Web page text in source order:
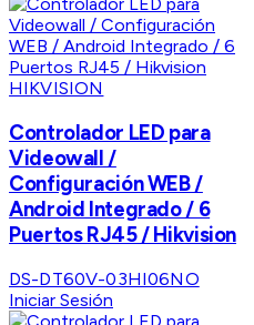
HIKVISION
Controlador LED para
Videowall /
Configuración WEB /
Android Integrado / 6
Puertos RJ45 / Hikvision
DS-DT60V-03HI06NO
Iniciar Sesión